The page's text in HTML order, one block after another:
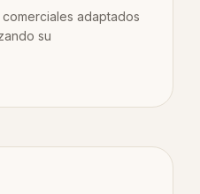
adaptados
su